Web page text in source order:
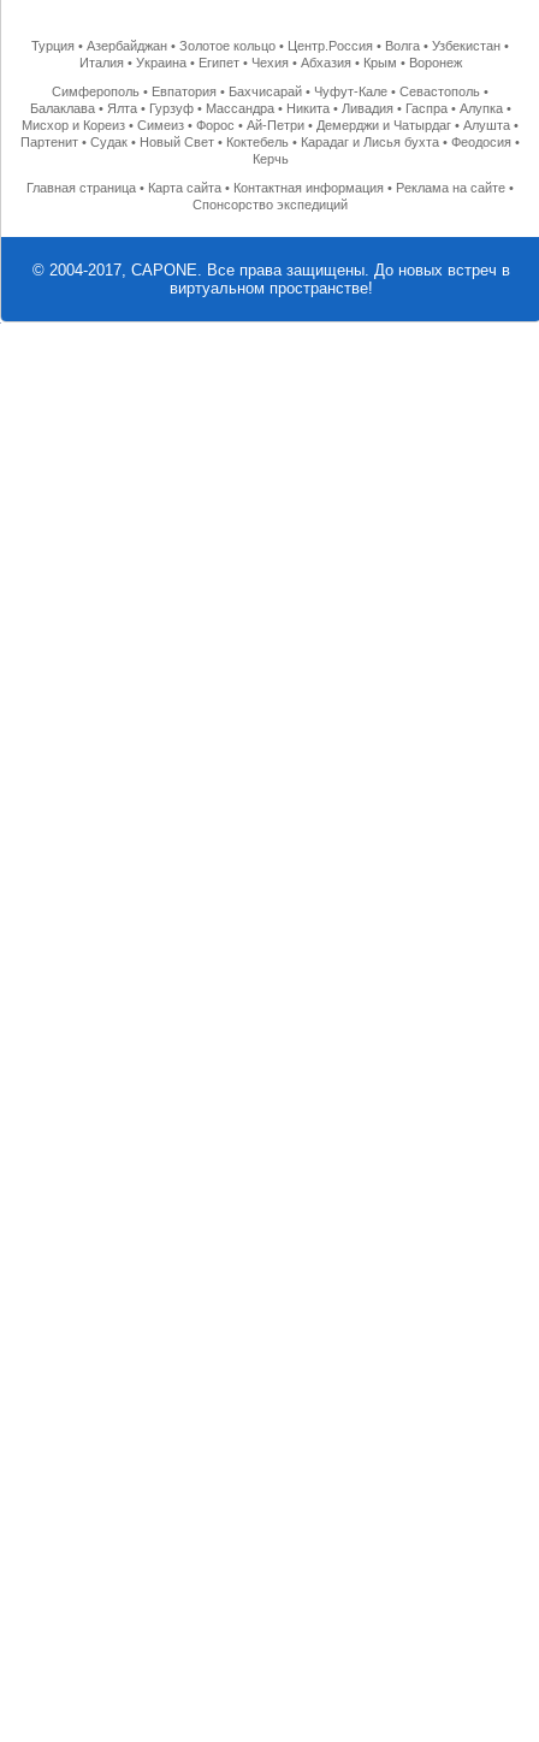
Турция •Азербайджан •Золотое кольцо • Центр.Россия • Волга •Узбекистан •
Италия• Украина• Египет• Чехия• Абхазия• Крым • Воронеж
Симферополь • Евпатория • Бахчисарай • Чуфут-Кале •Севастополь •
Балаклава• Ялта• Гурзуф• Массандра• Никита• Ливадия• Гаспра• Алупка•
Мисхор и Кореиз •Симеиз •Форос •Ай-Петри • Демерджи и Чатырдаг •Алушта •
Партенит •Судак • Новый Свет • Коктебель • Карадаг и Лисья бухта •Феодосия •
Керчь
Главная страница • Карта сайта • Контактная информация • Реклама на сайте •
Спонсорство экспедиций
© 2004-2017, CAPONE. Все права защищены. До новых встреч в
виртуальном пространстве!